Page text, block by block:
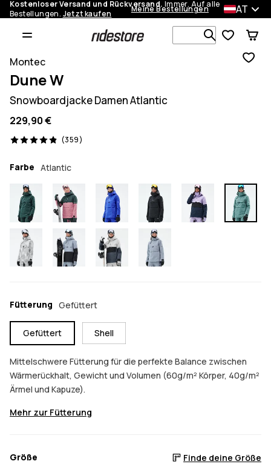
Kostenloser Versand und Rückversand. Immer. Auf alle
Bestellungen. Jetzt kaufen Meine Bestellungen AT
Montec
Dune W
Snowboardjacke Damen Atlantic
229,90 €
(359)
359 Reviews, 4.9/5
Farbe Atlantic
Fütterung Gefüttert
Gefüttert Shell
Mittelschwere Fütterung für die perfekte Balance zwischen
Wärmerückhalt, Gewicht und Volumen (60g/m² Körper, 40g/m²
Ärmel und Kapuze).
Mehr zur Fütterung
Größe Finde deine Größe